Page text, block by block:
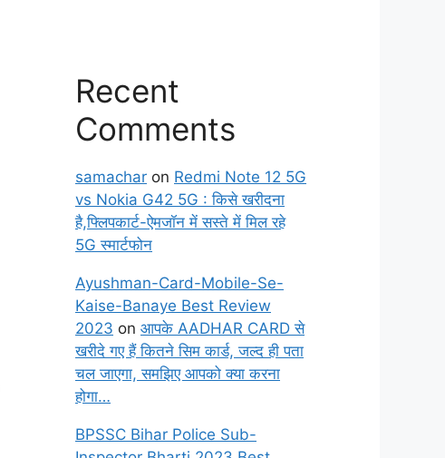
Recent
Comments
samachar on Redmi Note 12 5G
vs Nokia G42 5G : किसे खरीदना
है,फ्लिपकार्ट-ऐमजॉन में सस्ते में मिल रहे
5G स्मार्टफोन
Ayushman-Card-Mobile-Se-
Kaise-Banaye Best Review
2023 on आपके AADHAR CARD से
खरीदे गए हैं कितने सिम कार्ड, जल्द ही पता
चल जाएगा, समझिए आपको क्या करना
होगा…
BPSSC Bihar Police Sub-